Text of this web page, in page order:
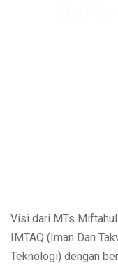
Visi dari MTs Miftahul
IMTAQ (Iman Dan
Teknologi) dengan